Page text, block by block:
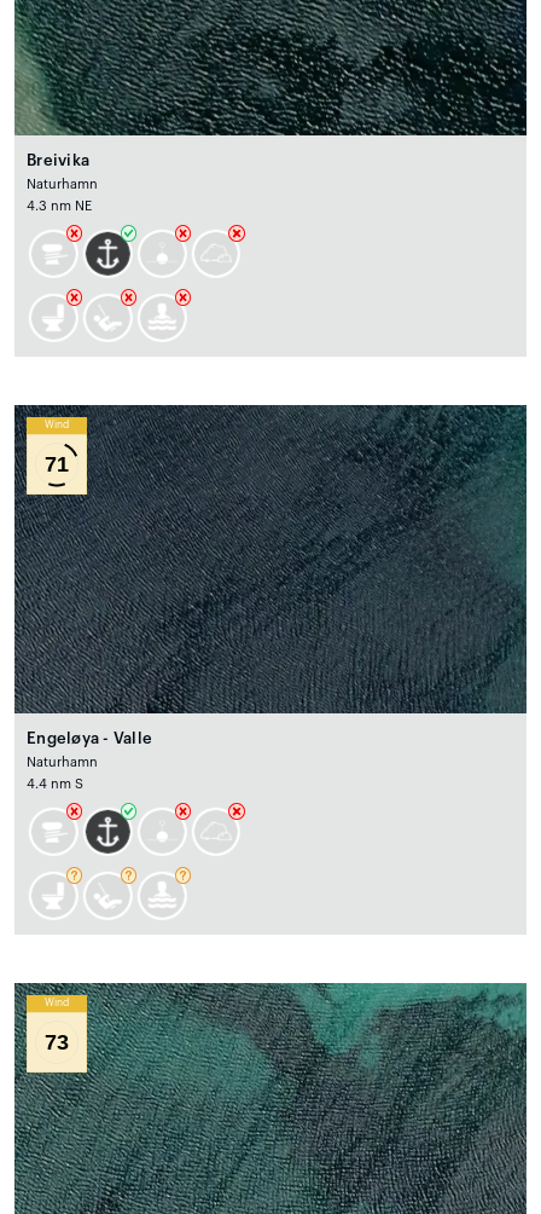
Breivika
Naturhamn
4.3 nm NE
Wind
71
Engeløya - Valle
Naturhamn
4.4 nm S
Wind
73